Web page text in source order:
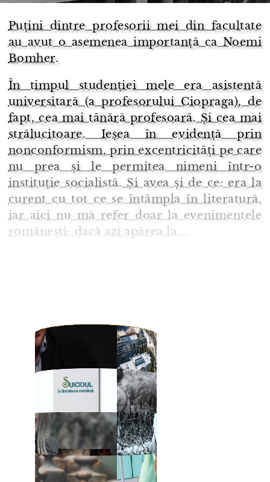
Puțini dintre profesorii mei din facultate
au avut o asemenea importanță ca Noemi
Bomher.
În timpul studenției mele era asistentă
universitară (a profesorului Ciopraga), de
fapt, cea mai tânără profesoară. Și cea mai
strălucitoare. Ieșea în evidență prin
nonconformism, prin excentricități pe care
nu prea și le permitea nimeni într-o
instituție socialistă. Și avea și de ce: era la
curent cu tot ce se întâmpla în literatură,
iar aici nu mă refer doar la evenimentele
românești; dacă azi apărea la ...